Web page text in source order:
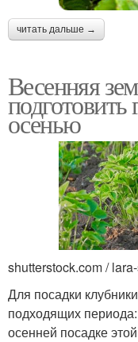
читать дальше →
Весенняя
подготовить
осенью
shutterstock.com /
Для посадки
подходящих
осенней посадке